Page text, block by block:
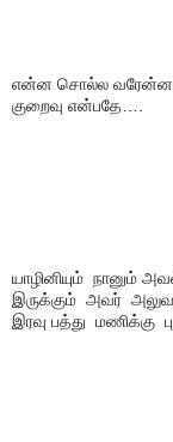
என்ன சொல்ல
குறைவு என்பதே….
யாழினியும்  நானும்
இருக்கும்  அவர்
இரவு பத்து  மணிக்கு